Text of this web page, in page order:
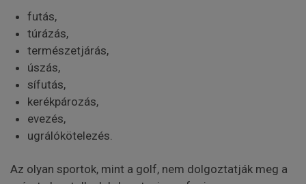
futás,
túrázás,
természetjárás,
úszás,
sífutás,
kerékpározás,
evezés,
ugrálókötelezés.
Az olyan sportok, mint a golf, nem dolgoztatják meg a